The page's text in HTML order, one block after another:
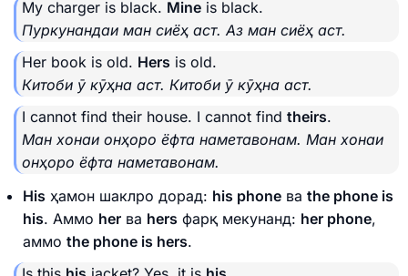
My charger is black. Mine is black.
Пуркунандаи ман сиёҳ аст. Аз ман сиёҳ аст.
Her book is old. Hers is old.
Китоби ӯ кӯҳна аст. Китоби ӯ кӯҳна аст.
I cannot find their house. I cannot find theirs.
Ман хонаи онҳоро ёфта наметавонам. Ман хонаи
онҳоро ёфта наметавонам.
His ҳамон шаклро дорад: his phone ва the phone is
his. Аммо her ва hers фарқ мекунанд: her phone,
аммо the phone is hers.